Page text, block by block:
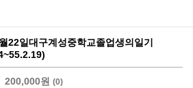
22일대구계성중학교졸업생의일기
200,000원 (0)